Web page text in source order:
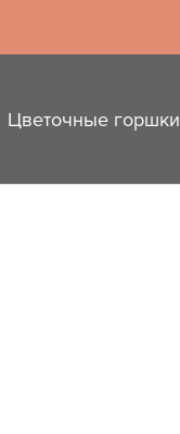
Цветочные горшки